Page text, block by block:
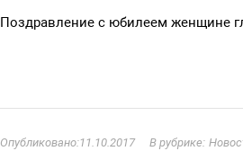
Поздравление с юбилеем женщине
11.10.2017